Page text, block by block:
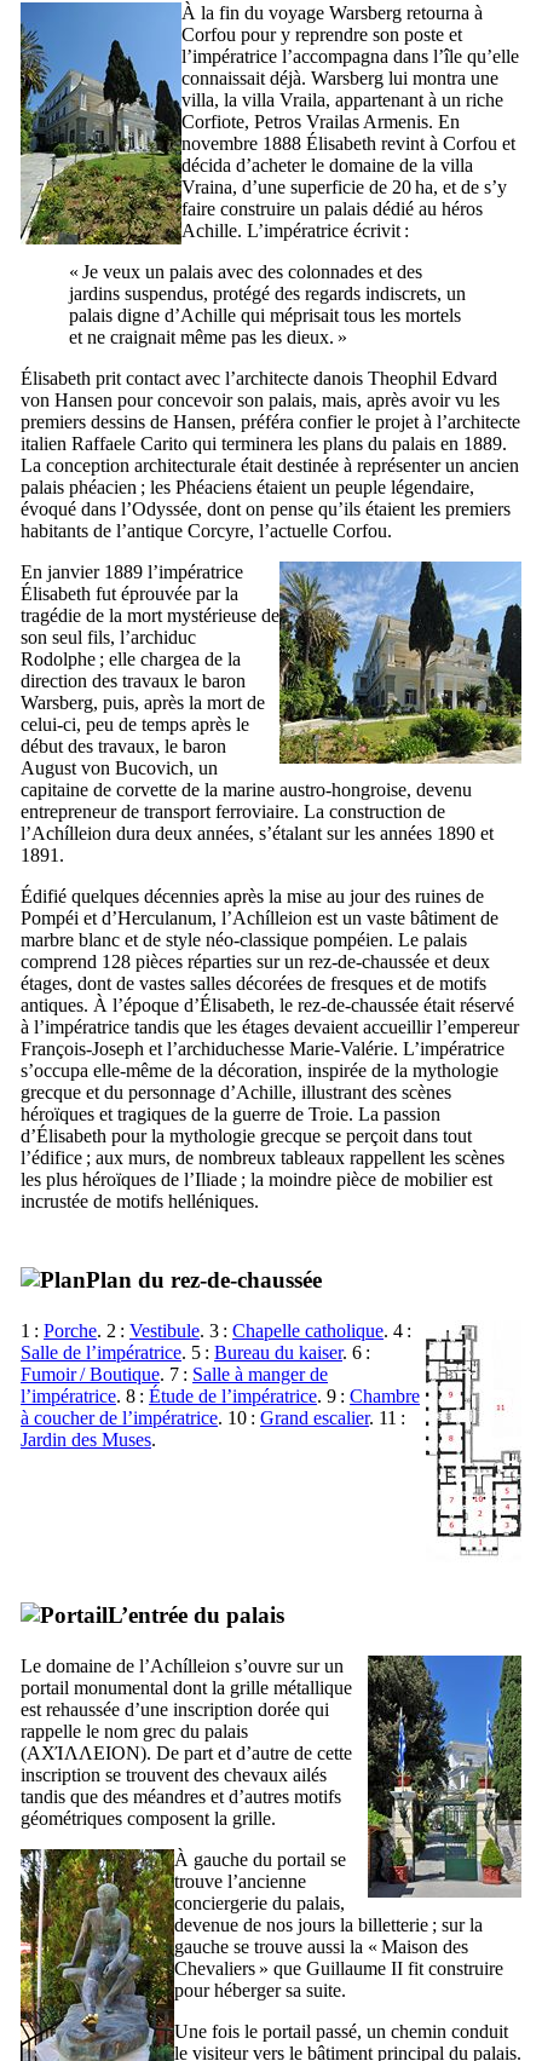
À la fin du voyage Warsberg retourna à
Corfou pour y reprendre son poste et
l’impératrice l’accompagna dans l’île qu’elle
connaissait déjà. Warsberg lui montra une
villa, la villa Vraila, appartenant à un riche
Corfiote, Petros Vrailas Armenis. En
novembre 1888 Élisabeth revint à Corfou et
décida d’acheter le domaine de la villa
Vraina, d’une superficie de 20 ha, et de s’y
faire construire un palais dédié au héros
Achille. L’impératrice écrivit :
« Je veux un palais avec des colonnades et des
jardins suspendus, protégé des regards indiscrets, un
palais digne d’Achille qui méprisait tous les mortels
et ne craignait même pas les dieux. »
Élisabeth prit contact avec l’architecte danois Theophil Edvard
von Hansen pour concevoir son palais, mais, après avoir vu les
premiers dessins de Hansen, préféra confier le projet à l’architecte
italien Raffaele Carito qui terminera les plans du palais en 1889.
La conception architecturale était destinée à représenter un ancien
palais phéacien ; les Phéaciens étaient un peuple légendaire,
évoqué dans l’Odyssée, dont on pense qu’ils étaient les premiers
habitants de l’antique Corcyre, l’actuelle Corfou.
En janvier 1889 l’impératrice
Élisabeth fut éprouvée par la
tragédie de la mort mystérieuse de
son seul fils, l’archiduc
Rodolphe ; elle chargea de la
direction des travaux le baron
Warsberg, puis, après la mort de
celui-ci, peu de temps après le
début des travaux, le baron
August von Bucovich, un
capitaine de corvette de la marine austro-hongroise, devenu
entrepreneur de transport ferroviaire. La construction de
l’Achílleion dura deux années, s’étalant sur les années 1890 et
1891.
Édifié quelques décennies après la mise au jour des ruines de
Pompéi et d’Herculanum, l’Achílleion est un vaste bâtiment de
marbre blanc et de style néo-classique pompéien. Le palais
comprend 128 pièces réparties sur un rez-de-chaussée et deux
étages, dont de vastes salles décorées de fresques et de motifs
antiques. À l’époque d’Élisabeth, le rez-de-chaussée était réservé
à l’impératrice tandis que les étages devaient accueillir l’empereur
François-Joseph et l’archiduchesse Marie-Valérie. L’impératrice
s’occupa elle-même de la décoration, inspirée de la mythologie
grecque et du personnage d’Achille, illustrant des scènes
héroïques et tragiques de la guerre de Troie. La passion
d’Élisabeth pour la mythologie grecque se perçoit dans tout
l’édifice ; aux murs, de nombreux tableaux rappellent les scènes
les plus héroïques de l’Iliade ; la moindre pièce de mobilier est
incrustée de motifs helléniques.
Plan du rez-de-chaussée
1 : Porche. 2 : Vestibule. 3 : Chapelle catholique. 4 :
Salle de l’impératrice. 5 : Bureau du kaiser. 6 :
Fumoir / Boutique. 7 : Salle à manger de
l’impératrice. 8 : Étude de l’impératrice. 9 : Chambre
à coucher de l’impératrice. 10 : Grand escalier. 11 :
Jardin des Muses.
L’entrée du palais
Le domaine de l’Achílleion s’ouvre sur un
portail monumental dont la grille métallique
est rehaussée d’une inscription dorée qui
rappelle le nom grec du palais
(ΑΧΊΛΛΕΙΟΝ). De part et d’autre de cette
inscription se trouvent des chevaux ailés
tandis que des méandres et d’autres motifs
géométriques composent la grille.
À gauche du portail se
trouve l’ancienne
conciergerie du palais,
devenue de nos jours la billetterie ; sur la
gauche se trouve aussi la « Maison des
Chevaliers » que Guillaume II fit construire
pour héberger sa suite.
Une fois le portail passé, un chemin conduit
le visiteur vers le bâtiment principal du palais.